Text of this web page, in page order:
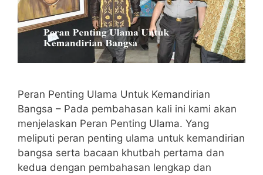
Peran Penting Ulama Untuk Kemandirian
Bangsa – Pada pembahasan kali ini kami akan
menjelaskan Peran Penting Ulama. Yang
meliputi peran penting ulama untuk kemandirian
bangsa serta bacaan khutbah pertama dan
kedua dengan pembahasan lengkap dan